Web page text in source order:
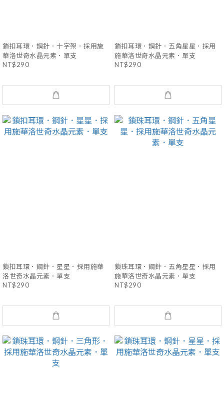
鎖扣耳環．鋼針．十字架．採用施
華洛世奇水晶元素．單支
NT$290
鎖扣耳環．鋼針．五角星星．採用
施華洛世奇水晶元素．單支
NT$290
鎖扣耳環．鋼針．星星．採用施華
洛世奇水晶元素．單支
NT$290
鎖珠耳環．鋼針．五角星星．採用
施華洛世奇水晶元素．單支
NT$290